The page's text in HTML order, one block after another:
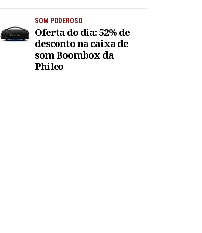
SOM PODEROSO
Oferta do dia: 52% de
desconto na caixa de
som Boombox da
Philco